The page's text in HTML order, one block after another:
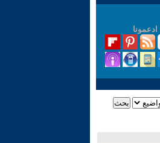
ادعمونا